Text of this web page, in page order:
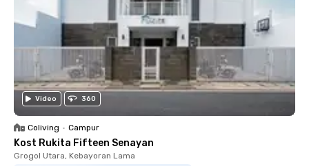
Video 360
Coliving • Campur
Kost Rukita Fifteen Senayan
Grogol Utara, Kebayoran Lama